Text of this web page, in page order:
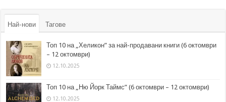
Най-нови Тагове
Топ 10 на „Хеликон” за най-продавани книги (6 октомври
– 12 октомври)
12.10.2025
Топ 10 на „Ню Йорк Таймс” (6 октомври – 12 октомври)
12.10.2025